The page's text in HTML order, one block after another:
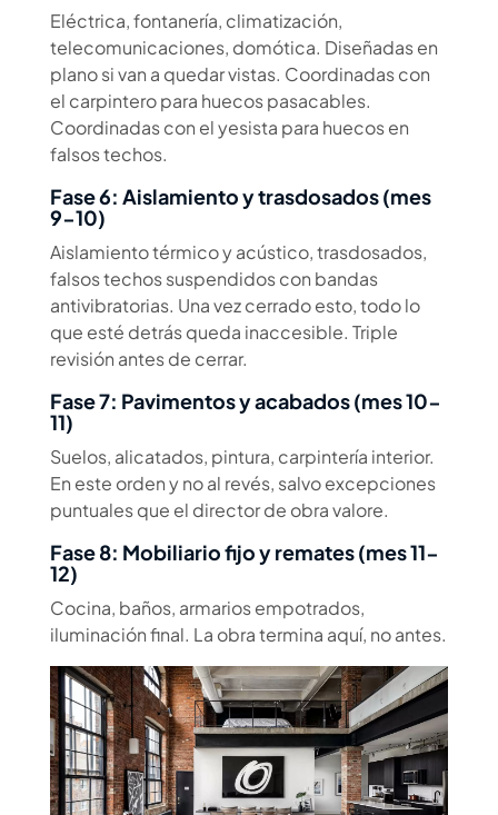
Eléctrica, fontanería, climatización,
telecomunicaciones, domótica. Diseñadas en
plano si van a quedar vistas. Coordinadas con
el carpintero para huecos pasacables.
Coordinadas con el yesista para huecos en
falsos techos.
Fase 6: Aislamiento y trasdosados (mes
9-10)
Aislamiento térmico y acústico, trasdosados,
falsos techos suspendidos con bandas
antivibratorias. Una vez cerrado esto, todo lo
que esté detrás queda inaccesible. Triple
revisión antes de cerrar.
Fase 7: Pavimentos y acabados (mes 10-
11)
Suelos, alicatados, pintura, carpintería interior.
En este orden y no al revés, salvo excepciones
puntuales que el director de obra valore.
Fase 8: Mobiliario fijo y remates (mes 11-
12)
Cocina, baños, armarios empotrados,
iluminación final. La obra termina aquí, no antes.